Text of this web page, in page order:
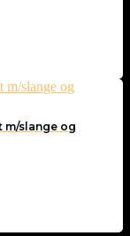
m/slange og